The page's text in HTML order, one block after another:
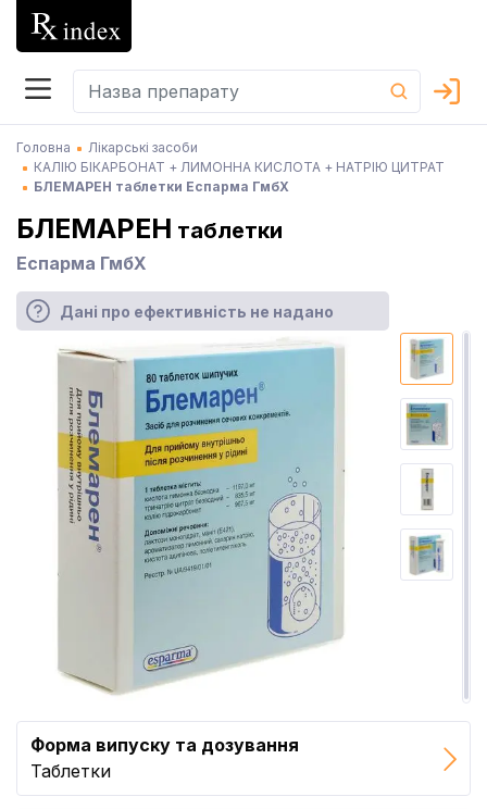
Головна
Лікарські засоби
КАЛІЮ БІКАРБОНАТ + ЛИМОННА КИСЛОТА + НАТРІЮ ЦИТРАТ
БЛЕМАРЕН таблетки Еспарма ГмбХ
БЛЕМАРЕН таблетки
Еспарма ГмбХ
Дані про ефективність не надано
Форма випуску та дозування
Таблетки